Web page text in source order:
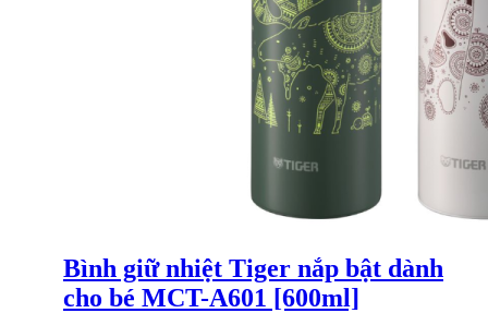
Bình giữ nhiệt Tiger nắp bật dành
cho bé MCT-A601 [600ml]